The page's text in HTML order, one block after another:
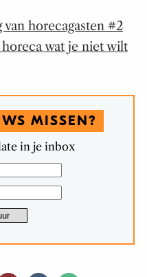
van horecagasten #2
wat je niet wilt
MISSEN?
in je inbox